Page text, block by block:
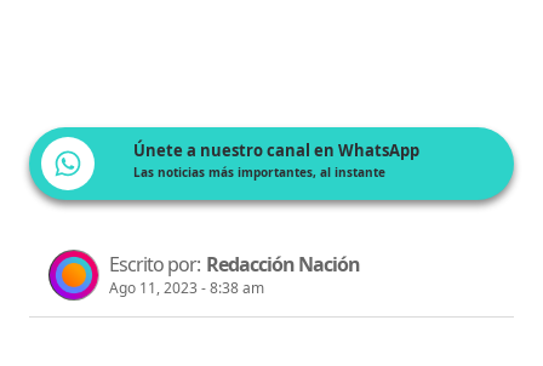
Únete a nuestro canal en WhatsApp
Las noticias más importantes, al instante
Escrito por: Redacción Nación
Ago 11, 2023 - 8:38 am